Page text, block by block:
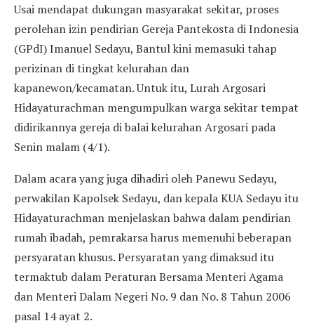
Usai mendapat dukungan masyarakat sekitar, proses
perolehan izin pendirian Gereja Pantekosta di Indonesia
(GPdI) Imanuel Sedayu, Bantul kini memasuki tahap
perizinan di tingkat kelurahan dan
kapanewon/kecamatan. Untuk itu, Lurah Argosari
Hidayaturachman mengumpulkan warga sekitar tempat
didirikannya gereja di balai kelurahan Argosari pada
Senin malam (4/1).
Dalam acara yang juga dihadiri oleh Panewu Sedayu,
perwakilan Kapolsek Sedayu, dan kepala KUA Sedayu itu
Hidayaturachman menjelaskan bahwa dalam pendirian
rumah ibadah, pemrakarsa harus memenuhi beberapan
persyaratan khusus. Persyaratan yang dimaksud itu
termaktub dalam Peraturan Bersama Menteri Agama
dan Menteri Dalam Negeri No. 9 dan No. 8 Tahun 2006
pasal 14 ayat 2.